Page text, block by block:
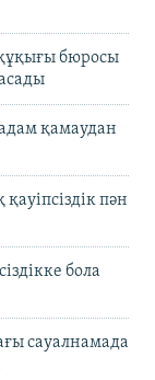
бюросы
қамаудан
пән
бола
сауалнамада